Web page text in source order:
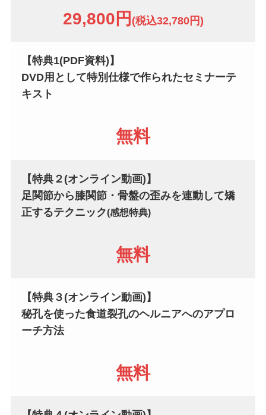
29,800円 (税込32,780円)
【特典1(PDF資料)】
DVD用として特別仕様で作られたセミナーテ
キスト
無料
【特典２(オンライン動画)】
足関節から膝関節・骨盤の歪みを連動して矯
正するテクニック(感想特典)
無料
【特典３(オンライン動画)】
秘孔を使った食道裂孔のヘルニアへのアプロ
ーチ方法
無料